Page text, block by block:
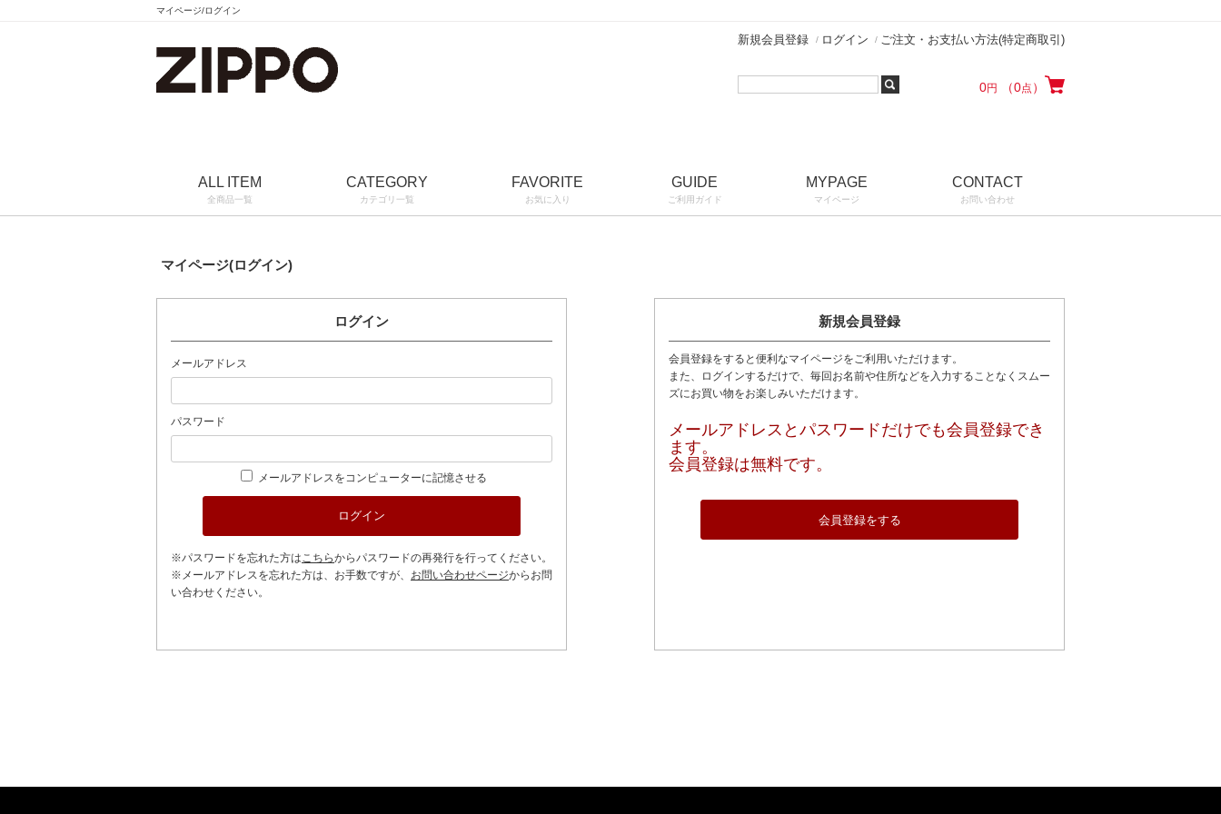
マイページ/ログイン
新規会員登録 ログイン ご注文・お支払い方法(特定商取引)
0円 （0点 ）
ALL ITEM
全商品一覧
CATEGORY
カテゴリ一覧
FAVORITE
お気に入り
GUIDE
ご利用ガイド
MYPAGE
マイページ
CONTACT
お問い合わせ
マイページ(ログイン)
ログイン
メールアドレス
パスワード
メールアドレスをコンピューターに記憶させる
※パスワードを忘れた方はこちらからパスワードの再発行を行ってください。
※メールアドレスを忘れた方は、お手数ですが、 お問い合わせページからお問
い合わせください。
新規会員登録
会員登録をすると便利なマイページをご利用いただけます。
また、ログインするだけで、毎回お名前や住所などを入力することなくスムー
ズにお買い物をお楽しみいただけます。
メールアドレスとパスワードだけでも会員登録でき
ます。
会員登録は無料です。
会員登録をする